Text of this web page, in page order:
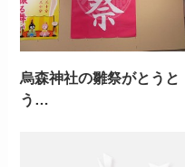
烏森神社の雛祭がとうと
う…